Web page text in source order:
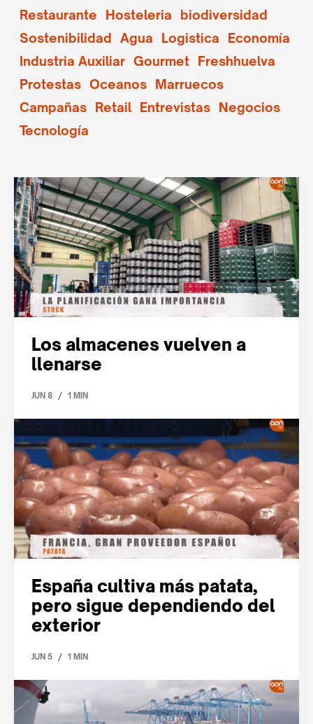
Restaurante
Hosteleria
biodiversidad
Sostenibilidad Agua Logistica
Economía
Industria Auxiliar Gourmet Freshhuelva
Protestas Oceanos Marruecos
Campañas Retail Entrevistas Negocios
Tecnología
Los almacenes vuelven a
llenarse
JUN 8 / 1 MIN
España cultiva más patata,
pero sigue dependiendo del
exterior
JUN 5 / 1 MIN